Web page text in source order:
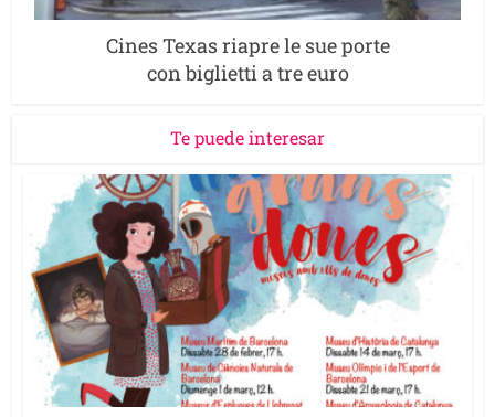
Cines Texas riapre le sue porte
con biglietti a tre euro
Te puede interesar